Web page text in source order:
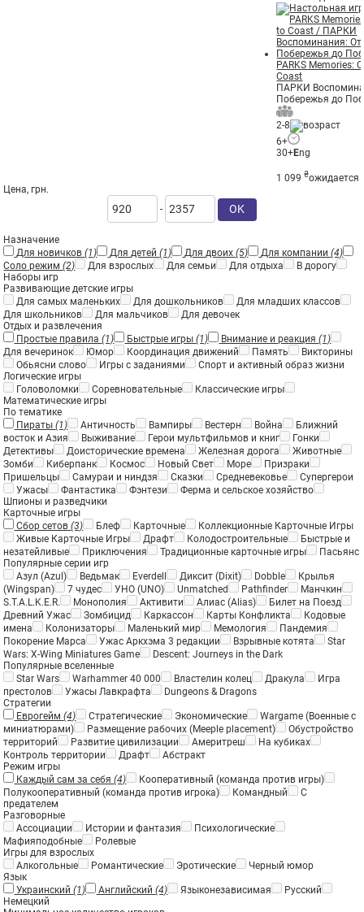
PARKS Memories:
Coast
ПАРКИ
Побережья до
2-8
6+
30+Eng
1 099₴ожидается
Цена, грн.
-
OK
Назначение
Для новичков(1) Для детей(1) Для двоих(5) Для компании(4)
Соло режим(2) Для взрослых Для семьи Для отдыха
В дорогу
Наборы игр
Развивающие детские игры
Для самых маленьких
Для дошкольников
Для младших классов
Для школьников
Для мальчиков
Для девочек
Отдых и развлечения
Простые правила(1) Быстрые игры(1) Внимание и реакция(1)
Для вечеринок
Юмор Координация движений Память
Викторины
Обьясни слово
Игры с заданиями
Спорт и активный образ жизни
Логические игры
Головоломки
Соревновательные
Классические игры
Математические игры
По тематике
Пираты(1) Античность Вампиры Вестерн Война
Ближний
восток и Азия
Выживание Герои мультфильмов и книг
Гонки
Детективы
Доисторические времена Железная дорога
Животные
Зомби
Киберпанк Космос Новый Свет Море
Призраки
Пришельцы
Самураи и ниндзя Сказки Средневековье
Супергерои
Ужасы
Фантастика Фэнтези
Ферма и сельское хозяйство
Шпионы и разведчики
Карточные игры
Сбор сетов(3) Блеф Карточные
Коллекционные Карточные Игры
Живые Карточные Игры
Драфт Колодостроительные
Быстрые и
незатейливые
Приключения Традиционные карточные игры
Пасьянс
Популярные серии игр
Азул (Azul)
Ведьмак Everdell Диксит (Dixit) Dobble
Крылья
(Wingspan)
7 чудес УНО (UNO) Unmatched Pathfinder
Манчкин
S.T.A.L.K.E.R.
Монополия Активити Алиас (Alias)
Билет на Поезд
Древний Ужас
Зомбицид Каркассон Карты Конфликта
Кодовые
имена
Колонизаторы Маленький мир Мемология
Пандемия
Покорение Марса
Ужас Аркхэма 3 редакции Взрывные котята
Star
Wars: X-Wing Miniatures Game
Descent: Journeys in the Dark
Популярные вселенные
Star Wars
Warhammer 40 000 Властелин колец Дракула
Игра
престолов
Ужасы Лавкрафта
Dungeons & Dragons
Стратегии
Еврогейм(4) Стратегические Экономические
Wargame (Военные с
миниатюрами)
Размещение рабочих (Meeple placement)
Обустройство
территорий
Развитие цивилизации Америтреш
На кубиках
Контроль территории
Драфт
Абстракт
Режим игры
Каждый сам за себя(4)
Кооперативный (команда против игры)
Полукооперативный (команда против игрока)
Командный
С
предателем
Разговорные
Ассоциации
Истории и фантазия
Психологические
Мафияподобные
Ролевые
Игры для взрослых
Алкогольные
Романтические Эротические
Черный юмор
Язык
Украинский(1) Английский(4) Языконезависимая
Русский
Немецкий